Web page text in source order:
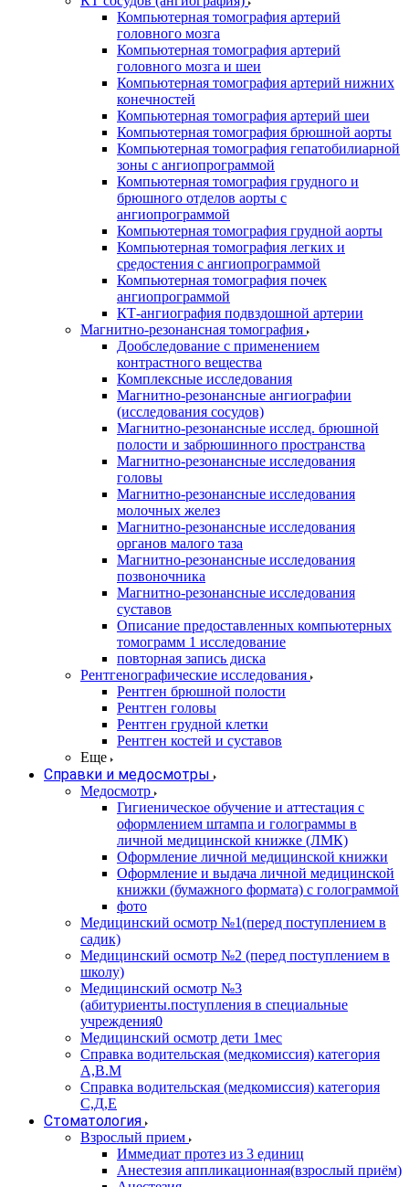
Компьютерная томография артерий
головного мозга
Компьютерная томография артерий
головного мозга и шеи
Компьютерная томография артерий нижних
конечностей
Компьютерная томография артерий шеи
Компьютерная томография брюшной аорты
Компьютерная томография гепатобилиарной
зоны с ангиопрограммой
Компьютерная томография грудного и
брюшного отделов аорты с
ангиопрограммой
Компьютерная томография грудной аорты
Компьютерная томография легких и
средостения с ангиопрограммой
Компьютерная томография почек
ангиопрограммой
КТ-ангиография подвздошной артерии
Магнитно-резонансная томография
Дообследование с применением
контрастного вещества
Комплексные исследования
Магнитно-резонансные ангиографии
(исследования сосудов)
Магнитно-резонансные исслед. брюшной
полости и забрюшинного пространства
Магнитно-резонансные исследования
головы
Магнитно-резонансные исследования
молочных желез
Магнитно-резонансные исследования
органов малого таза
Магнитно-резонансные исследования
позвоночника
Магнитно-резонансные исследования
суставов
Описание предоставленных компьютерных
томограмм 1 исследование
повторная запись диска
Рентгенографические исследования
Рентген брюшной полости
Рентген головы
Рентген грудной клетки
Рентген костей и суставов
Еще
Справки и медосмотры
Медосмотр
Гигиеническое обучение и аттестация с
оформлением штампа и голограммы в
личной медицинской книжке (ЛМК)
Оформление личной медицинской книжки
Оформление и выдача личной медицинской
книжки (бумажного формата) с голограммой
фото
Медицинский осмотр №1(перед поступлением в
садик)
Медицинский осмотр №2 (перед поступлением в
школу)
Медицинский осмотр №3
(абитуриенты.поступления в специальные
учреждения0
Медицинский осмотр дети 1мес
Справка водительская (медкомиссия) категория
А,В.М
Справка водительская (медкомиссия) категория
С,Д,Е
Стоматология
Взрослый прием
Иммедиат протез из 3 единиц
Анестезия аппликационная(взрослый приём)